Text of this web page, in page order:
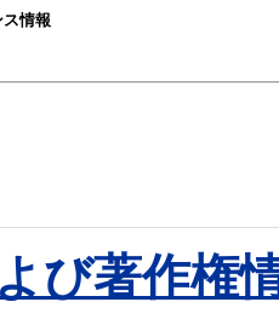
情報
び著作権